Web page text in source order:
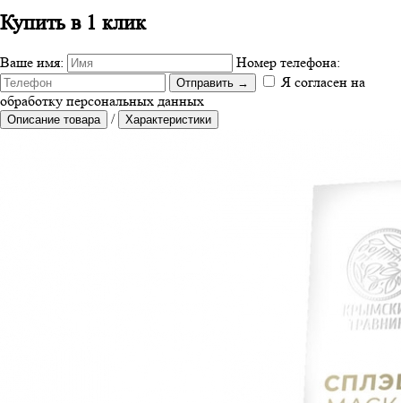
Купить в 1 клик
Ваше имя: Номер телефона:
Отправить →
Я согласен на
обработку персональных данных
Описание товара / Характеристики